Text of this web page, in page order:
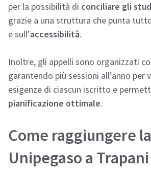
per la possibilità di conciliare gli
grazie a una struttura che punta
e sull’accessibilità.
Inoltre, gli appelli sono organizzati
garantendo più sessioni all’anno per
esigenze di ciascun iscritto e
pianificazione ottimale.
Come raggiungere
Unipegaso a Trapani